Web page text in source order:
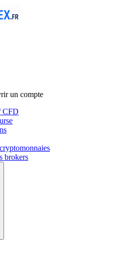
un compte
CFD
brokers